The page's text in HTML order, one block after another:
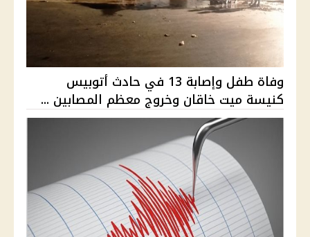
وفاة طفل وإصابة 13 في حادث أتوبيس
كنيسة ميت خاقان وخروج معظم المصابين ...